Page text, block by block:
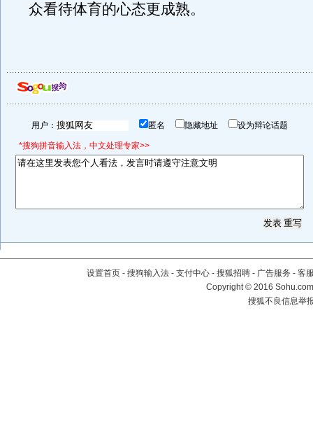
众看待体育的心态更成熟。
用户： 匿名 隐藏地址 设为辩论话题
*搜狗拼音输入法，中文处理专家>>
设置首页 - 搜狗输入法 - 支付中心 - 搜狐招聘 - 广告服务 - 客
Copyright©2016
搜狐不良信息举